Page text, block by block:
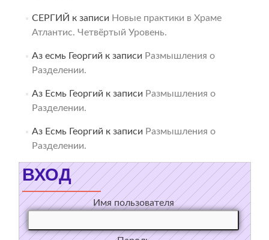
СЕРГИЙ к записи Новые практики в Храме
Атлантис. Четвёртый Уровень.
Аз есмь Георгий к записи Размышления о
Разделении.
Аз Есмь Георгий к записи Размышления о
Разделении.
Аз Есмь Георгий к записи Размышления о
Разделении.
ВХОД
Имя пользователя